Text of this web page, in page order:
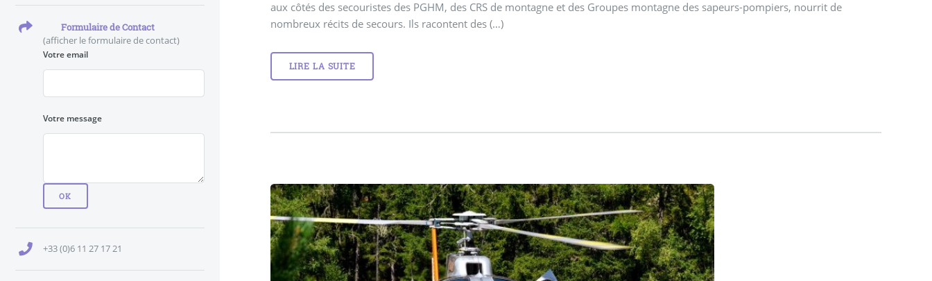
aux côtés des secouristes des PGHM, des CRS de montagne et des Groupes montagne des sapeurs-pompiers, nourrit de
nombreux récits de secours. Ils racontent des (…)
LIRE LA SUITE
Formulaire de Contact
(afficher le formulaire de contact)
Votre email
Votre message
+33 (0)6 11 27 17 21